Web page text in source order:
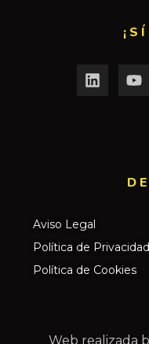
Aviso Legal
Política de Privacidad
Política de Cookies
Web realizada